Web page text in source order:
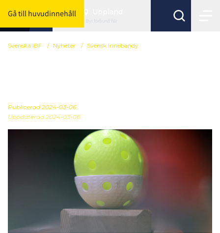
Gå till huvudinnehåll
Byt förbund här
Svenska IBF / Nyheter / Svensk Innebandy
Publicerad 2024-03-06
Uppdaterad 2024-03-06